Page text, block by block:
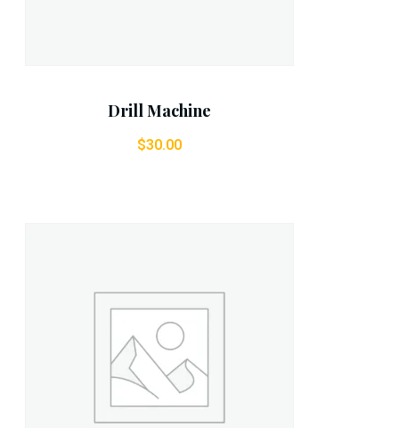
Drill Machine
$30.00